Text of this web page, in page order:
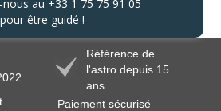
nous au +33 1 75 75 91 05
pour être guidé !
Référence de
l'astro depuis 15
ans
Paiement sécurisé